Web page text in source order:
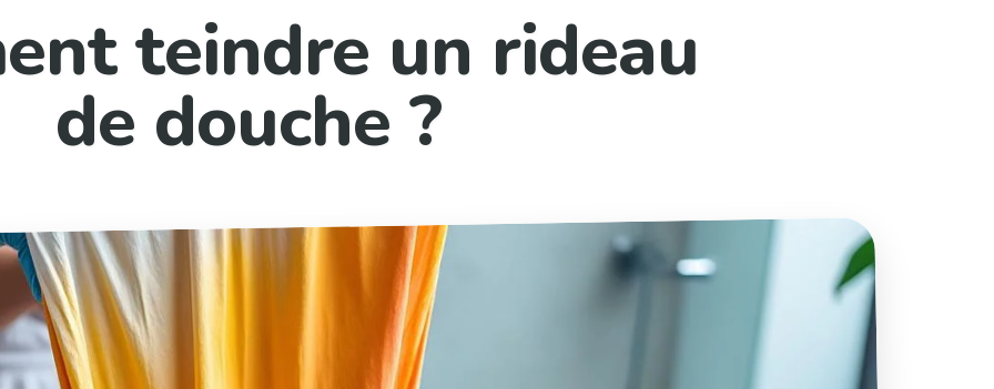
teindre un rideau
de douche ?